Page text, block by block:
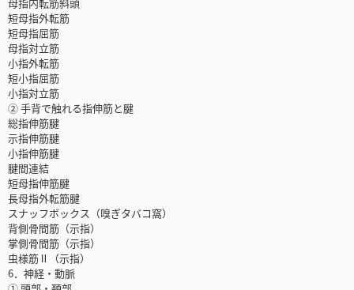
短母指外転筋
短母指屈筋
母指対立筋
小指外転筋
短小指屈筋
小指対立筋
② 手背で触れる指伸筋と腱
総指伸筋腱
示指伸筋腱
小指伸筋腱
腱間連結
短母指伸筋腱
長母指外転筋腱
スナッフボックス（嗅ぎタバコ窩）
背側骨間筋（示指）
掌側骨間筋（示指）
虫様筋Ⅱ（示指）
6．神経・動脈